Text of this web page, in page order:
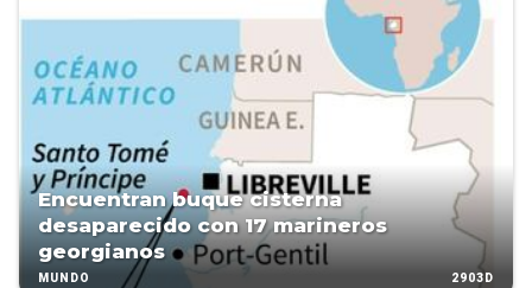
Encuentran buque cisterna
desaparecido con 17 marineros
georgianos
MUNDO 2903D